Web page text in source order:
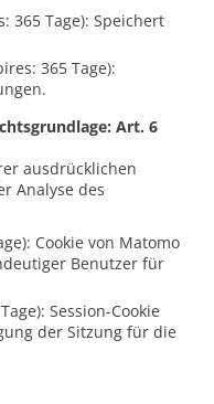
365 Tage): Speichert
365 Tage):
Art. 6
ausdrücklichen
Analyse des
Cookie von Matomo
Benutzer für
Session-Cookie
der Sitzung für die